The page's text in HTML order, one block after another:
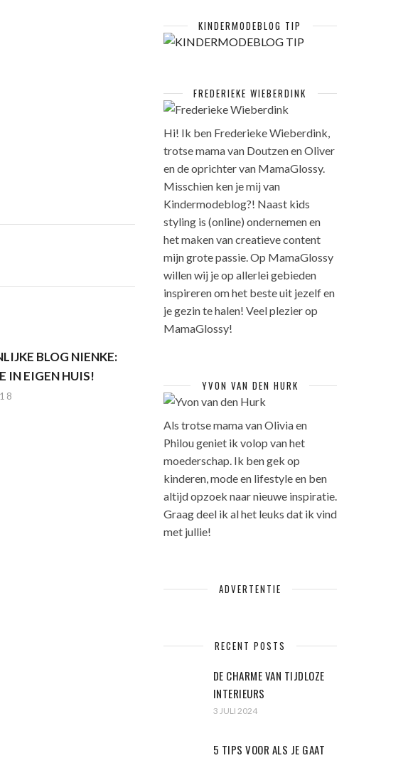
BLOG NIENKE:
IN EIGEN HUIS!
KINDERMODEBLOG TIP
FREDERIEKE WIEBERDINK
Hi! Ik ben Frederieke Wieberdink,
trotse mama van Doutzen en Oliver
en de oprichter van MamaGlossy.
Misschien ken je mij van
Kindermodeblog?! Naast kids
styling is (online) ondernemen en
het maken van creatieve content
mijn grote passie. Op MamaGlossy
willen wij je op allerlei gebieden
inspireren om het beste uit jezelf en
je gezin te halen! Veel plezier op
MamaGlossy!
YVON VAN DEN HURK
Als trotse mama van Olivia en
Philou geniet ik volop van het
moederschap. Ik ben gek op
kinderen, mode en lifestyle en ben
altijd opzoek naar nieuwe inspiratie.
Graag deel ik al het leuks dat ik vind
met jullie!
ADVERTENTIE
RECENT POSTS
DE CHARME VAN TIJDLOZE
INTERIEURS
3 JULI 2024
5 TIPS VOOR ALS JE GAAT